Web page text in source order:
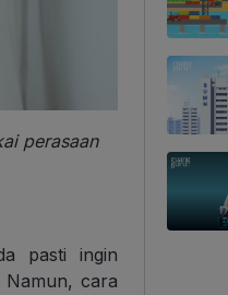
perasaan
pasti ingin
Namun, cara